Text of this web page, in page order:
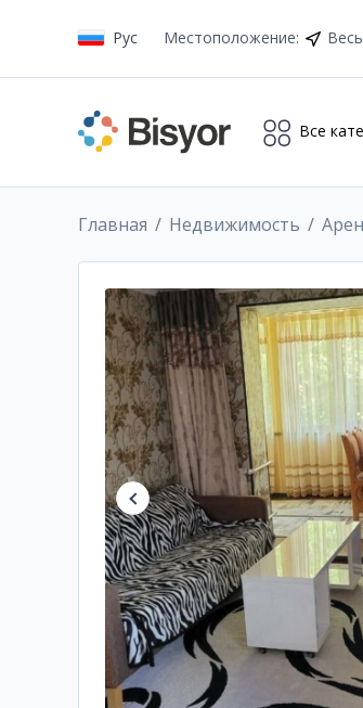
Рус Местоположение:
Все
Главная Недвижимость